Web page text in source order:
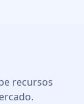
recursos